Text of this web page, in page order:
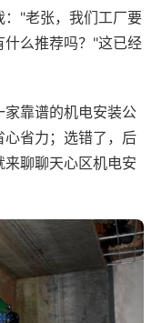
"老张，我们工厂要
么推荐吗？"这已经
靠谱的机电安装公
省力；选错了，后
聊聊天心区机电安